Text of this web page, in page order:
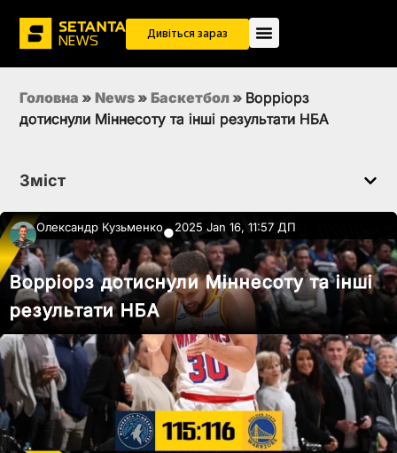
Дивіться зараз
Головна » News » Баскетбол » Ворріорз
дотиснули Міннесоту та інші результати НБА
Зміст
Олександр Кузьменко●2025 Jan 16, 11:57 ДП
Ворріорз дотиснули Міннесоту та інші
результати НБА